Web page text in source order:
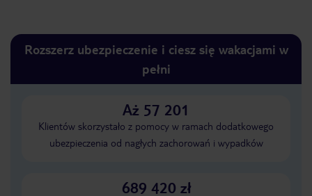
Rozszerz ubezpieczenie i ciesz się wakacjami w
pełni
Aż 57 201
Klientów skorzystało z pomocy w ramach dodatkowego
ubezpieczenia od nagłych zachorowań i wypadków
689 420 zł